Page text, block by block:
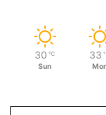
30 ℃
Sun
33